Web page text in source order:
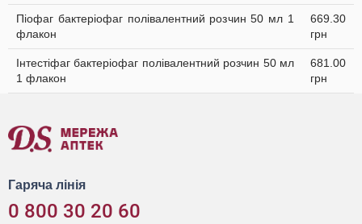
Піофаг бактеріофаг полівалентний розчин 50 мл 1
флакон
669.30
грн
Інтестіфаг бактеріофаг полівалентний розчин 50 мл
1 флакон
681.00
грн
Гаряча лінія
0 800 30 20 60